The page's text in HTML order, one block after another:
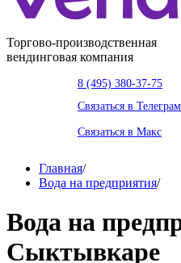
Торгово-производственная
вендинговая компания
8 (495) 380-37-75
Связаться в Телеграм
Связаться в Макс
Главная/
Вода на предприятия/
Вода на
Сыктывкаре